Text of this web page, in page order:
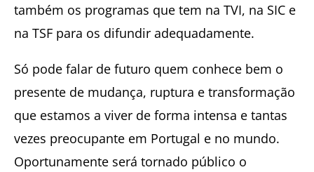
também os programas que tem na TVI, na SIC e
na TSF para os difundir adequadamente.
Só pode falar de futuro quem conhece bem o
presente de mudança, ruptura e transformação
que estamos a viver de forma intensa e tantas
vezes preocupante em Portugal e no mundo.
Oportunamente será tornado público o